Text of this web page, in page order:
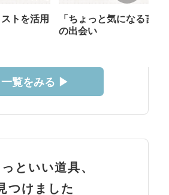
トを活用
「ちょっと気になる言葉
の出会い
一覧をみる ▶︎
といい道具、
つけました